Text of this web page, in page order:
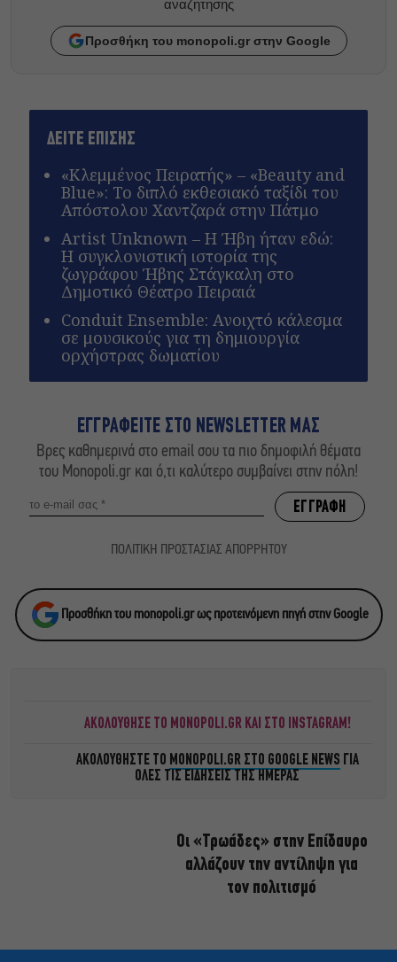
αναζητησης
Προσθήκη του monopoli.gr στην Google
ΔΕΙΤΕ ΕΠΙΣΗΣ
«Κλεμμένος Πειρατής» – «Beauty and
Blue»: Το διπλό εκθεσιακό ταξίδι του
Απόστολου Χαντζαρά στην Πάτμο
Artist Unknown – Η Ήβη ήταν εδώ:
Η συγκλονιστική ιστορία της
ζωγράφου Ήβης Στάγκαλη στο
Δημοτικό Θέατρο Πειραιά
Conduit Ensemble: Ανοιχτό κάλεσμα
σε μουσικούς για τη δημιουργία
ορχήστρας δωματίου
ΕΓΓΡΑΦΕΙΤΕ ΣΤΟ NEWSLETTER ΜΑΣ
Βρες καθημερινά στο email σου τα πιο δημοφιλή θέματα
του Monopoli.gr και ό,τι καλύτερο συμβαίνει στην πόλη!
ΠΟΛΙΤΙΚΗ ΠΡΟΣΤΑΣΙΑΣ ΑΠΟΡΡΗΤΟΥ
Προσθήκη του monopoli.gr ως προτεινόμενη πηγή στην Google
ΑΚΟΛΟΥΘΗΣΕ ΤΟ MONOPOLI.GR ΚΑΙ ΣΤΟ INSTAGRAM!
ΑΚΟΛΟΥΘΗΣΤΕ ΤΟ MONOPOLI.GR ΣΤΟ GOOGLE NEWS ΓΙΑ
ΟΛΕΣ ΤΙΣ ΕΙΔΗΣΕΙΣ ΤΗΣ ΗΜΕΡΑΣ
Οι «Τρωάδες» στην Επίδαυρο
αλλάζουν την αντίληψη για
τον πολιτισμό